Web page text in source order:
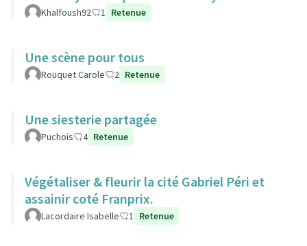
Khalfoush92 1 Retenue
Une scène pour tous
Rouquet Carole 2 Retenue
Une siesterie partagée
Puchois 4 Retenue
Végétaliser & fleurir la cité Gabriel Péri et
assainir coté Franprix.
Lacordaire Isabelle 1 Retenue